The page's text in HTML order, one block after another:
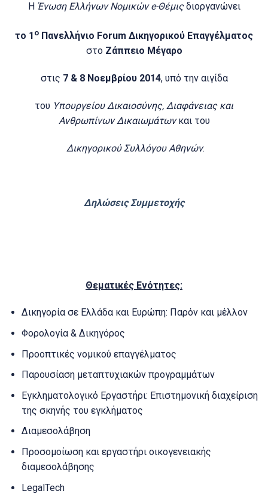
Η Ένωση Ελλήνων Νομικώνe-Θέμιςδιοργανώνει
το 1 ο Πανελλήνιο Forum Δικηγορικού Επαγγέλματος
στο Ζάππειο Μέγαρο
στις 7 & 8 Νοεμβρίου 2014, υπό την αιγίδα
του Υπουργείου Δικαιοσύνης, Διαφάνειας και
Ανθρωπίνων Δικαιωμάτωνκαι του
Δικηγορικού Συλλόγου Αθηνών.
Δηλώσεις Συμμετοχής
Θεματικές Ενότητες:
Δικηγορία σε Ελλάδα και Ευρώπη: Παρόν και μέλλον
Φορολογία & Δικηγόρος
Προοπτικές νομικού επαγγέλματος
Παρουσίαση μεταπτυχιακών προγραμμάτων
Εγκληματολογικό Εργαστήρι: Επιστημονική διαχείριση
της σκηνής του εγκλήματος
Διαμεσολάβηση
Προσομοίωση και εργαστήρι οικογενειακής
διαμεσολάβησης
LegalTech